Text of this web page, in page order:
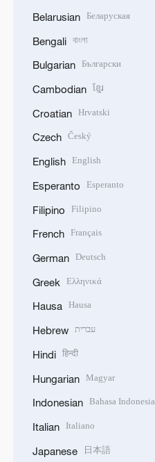
Belarusian Беларуская
Bengali বাংলা
Bulgarian Български
Cambodian ខ្មែរ
Croatian Hrvatski
Czech Český
English English
Esperanto Esperanto
Filipino Filipino
French Français
German Deutsch
Greek Ελληνικά
Hausa Hausa
Hebrew עברית
Hindi हिन्दी
Hungarian Magyar
Indonesian Bahasa Indonesia
Italian Italiano
Japanese 日本語